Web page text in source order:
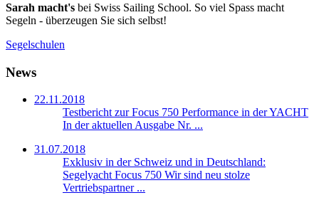
Sarah macht's bei Swiss Sailing School. So viel Spass macht
Segeln - überzeugen Sie sich selbst!
Segelschulen
News
22.11.2018
Testbericht zur Focus 750 Performance in der YACHT
In der aktuellen Ausgabe Nr. ...
31.07.2018
Exklusiv in der Schweiz und in Deutschland:
Segelyacht Focus 750 Wir sind neu stolze
Vertriebspartner ...